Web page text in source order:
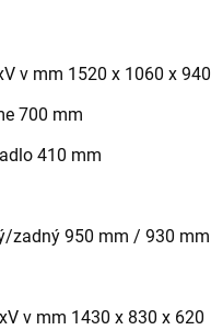
v mm 1520 x 1060 x 940
700 mm
410 mm
zadný 950 mm / 930 mm
v mm 1430 x 830 x 620